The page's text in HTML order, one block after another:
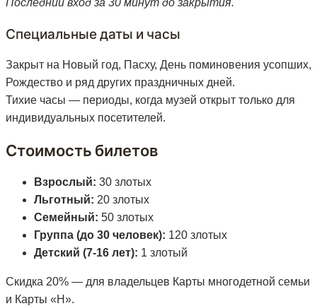
Последний вход за 30 минут до закрытия.
Специальные даты и часы
Закрыт на Новый год, Пасху, День поминовения усопших,
Рождество и ряд других праздничных дней.
Тихие часы — периоды, когда музей открыт только для
индивидуальных посетителей.
Стоимость билетов
Взрослый: 30 злотых
Льготный: 20 злотых
Семейный: 50 злотых
Группа (до 30 человек): 120 злотых
Детский (7-16 лет): 1 злотый
Скидка 20% — для владельцев Карты многодетной семьи
и Карты «Н».